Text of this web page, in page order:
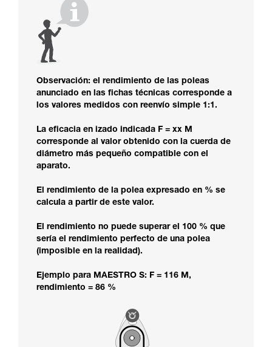
Observación: el rendimiento de las poleas
anunciado en las fichas técnicas corresponde a
los valores medidos con reenvío simple 1:1.
La eficacia en izado indicada F = xx M
corresponde al valor obtenido con la cuerda de
diámetro más pequeño compatible con el
aparato.
El rendimiento de la polea expresado en % se
calcula a partir de este valor.
El rendimiento no puede superar el 100 % que
sería el rendimiento perfecto de una polea
(imposible en la realidad).
Ejemplo para MAESTRO S: F = 116 M,
rendimiento = 86 %